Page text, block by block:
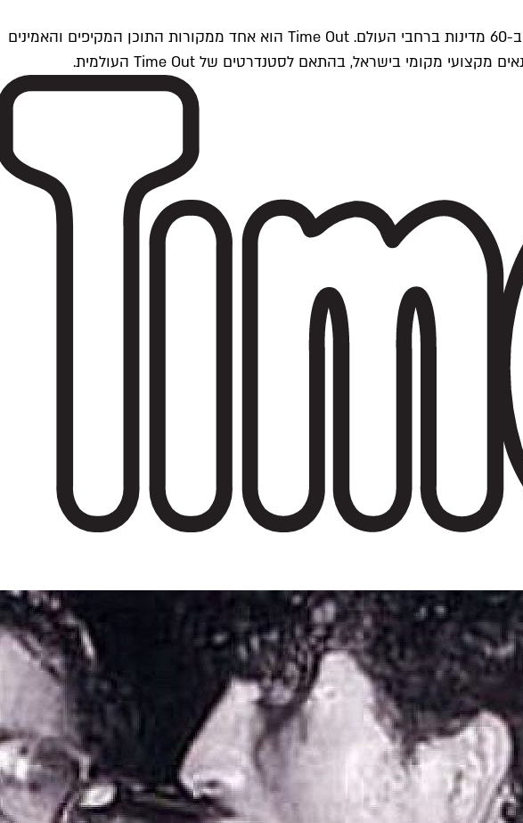
Time Outתל אביב הוא חלק מרשת Time Out Global — רשת מדיה בינלאומית הפועלת ב-360 ערים מרכזיות וב-60 מדינות ברחבי העולם. Time Out הוא אחד ממקורות התוכן המקיפים והאמינים